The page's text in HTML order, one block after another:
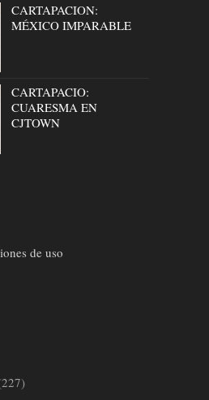
CARTAPACION:
MÉXICO IMPARABLE
CARTAPACIO:
CUARESMA EN
CJTOWN
de uso